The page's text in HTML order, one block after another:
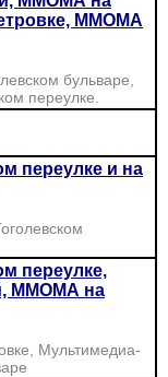
ММОМА
бульваре,
переулке.
переулке и на
переулке,
ММОМА на
Мультимедиа-